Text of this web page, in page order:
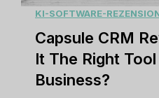
[
2
0
KI-SOFTWARE-
Capsule CRM
It The Right
Business?